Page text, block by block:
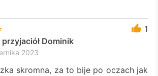
1
Dominik
2023
skromna, za to bije po oczach jak